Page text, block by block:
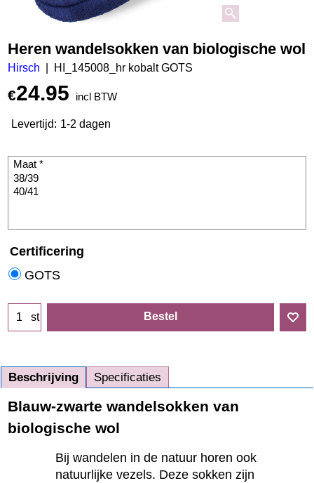
Heren wandelsokken van biologische wol
Hirsch HI_145008_hr kobalt GOTS
€24.95 incl BTW
Levertijd: 1-2 dagen
Certificering
GOTS
st Bestel
Beschrijving Specificaties
Blauw-zwarte wandelsokken van
biologische wol
Bij wandelen in de natuur horen ook
natuurlijke vezels. Deze sokken zijn